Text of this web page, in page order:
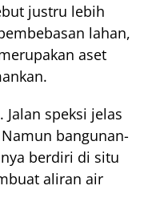
justru lebih
lahan,
aset
speksi jelas
bangunan-
berdiri di situ
aliran air